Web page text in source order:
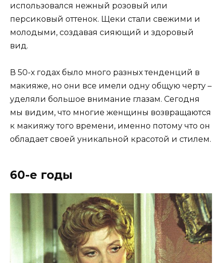
использовался нежный розовый или
персиковый оттенок. Щеки стали свежими и
молодыми, создавая сияющий и здоровый
вид.
В 50-х годах было много разных тенденций в
макияже, но они все имели одну общую черту –
уделяли большое внимание глазам. Сегодня
мы видим, что многие женщины возвращаются
к макияжу того времени, именно потому что он
обладает своей уникальной красотой и стилем.
60-е годы